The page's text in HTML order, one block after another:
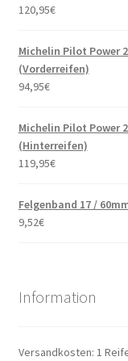
120,95€
Michelin Pilot Power
(Vorderreifen)
94,95€
Michelin Pilot Power
(Hinterreifen)
119,95€
Felgenband 17 /
9,52€
Information
Versandkosten: 1